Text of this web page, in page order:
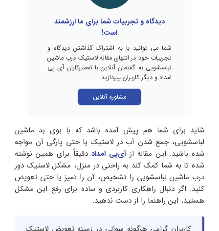
دیدگاه و تجربیات شما برای ما ارزشمند
است!
شما می توانید با به اشتراک گذاشتن دیدگاه و
تجربیات خود در انتهای مقاله لاستیک درب ماشین
لباسشویی به گفتمان آنلاین با تعمیرکاران آی پی
امداد و دیگر کاربران بپردازید.
مشاوره آنلاین
شاید برای شما هم پیش آمده باشد که با بوی بد ماشین
لباسشویی، جمع شدن آب در لاستیک یا حتی پارگی آن مواجه
شده باشید. این مقاله از آی‌پی امداد دقیقاً برای همین نوشته
شده تا به شما کمک کند به‌ راحتی در منزل، مشکل لاستیک دور
درب ماشین لباسشویی را تشخیص، آن را تمیز یا حتی تعویض
کنید. اگر دنبال راهکاری کاربردی و ساده برای رفع این مشکل
هستید، این راهنما را از دست ندهید.